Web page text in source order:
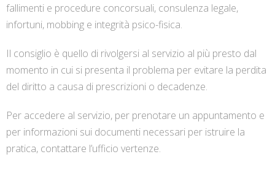
fallimenti e procedure concorsuali, consulenza legale,
infortuni, mobbing e integrità psico-fisica.
Il consiglio è quello di rivolgersi al servizio al più presto dal
momento in cui si presenta il problema per evitare la perdita
del diritto a causa di prescrizioni o decadenze.
Per accedere al servizio, per prenotare un appuntamento e
per informazioni sui documenti necessari per istruire la
pratica, contattare l’ufficio vertenze.